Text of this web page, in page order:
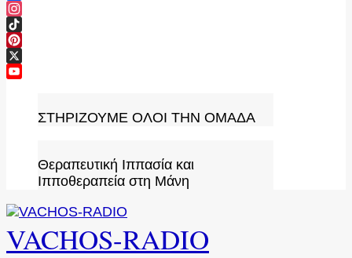
Facebook
Instagram
TikTok
Pinterest
X
ΣΤΗΡΙΖΟΥΜΕ ΟΛΟΙ ΤΗΝ ΟΜΑΔΑ
Θεραπευτική Ιππασία και
Ιπποθεραπεία στη Μάνη
VACHOS-RADIO